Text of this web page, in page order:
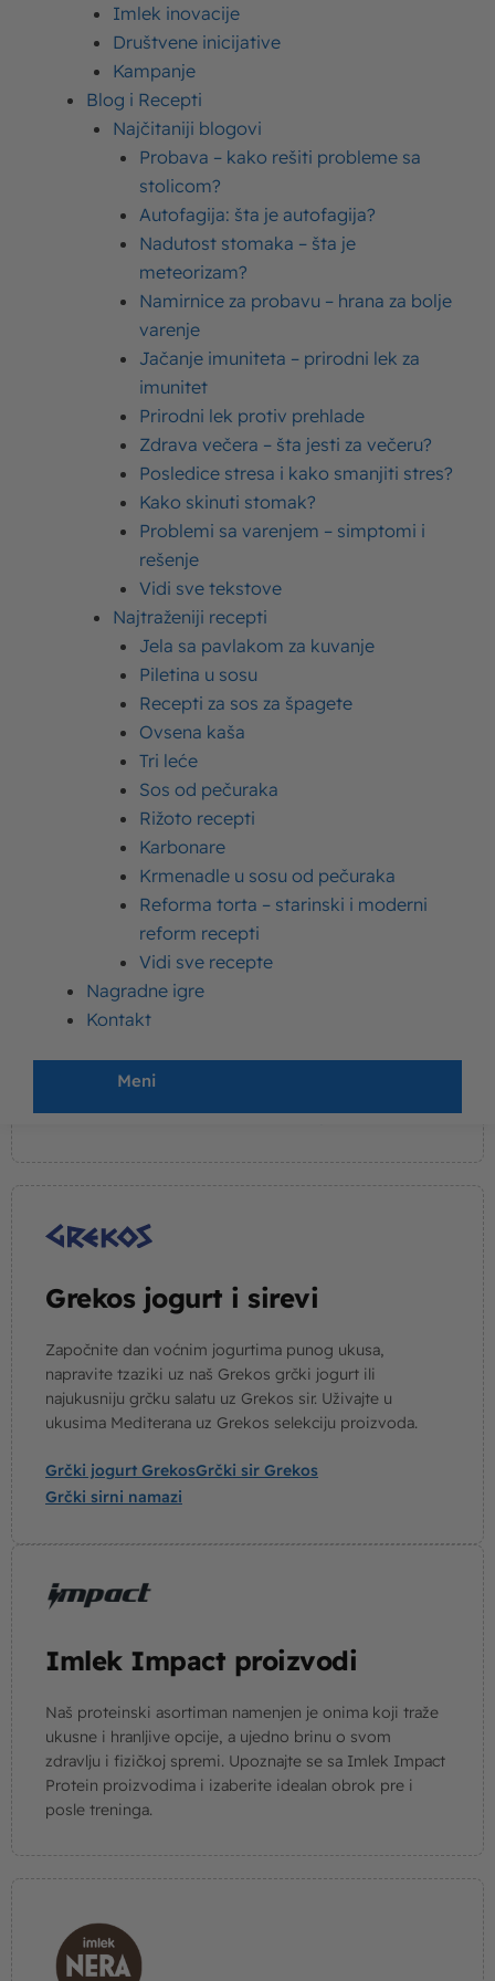
Imlek inovacije
Društvene inicijative
Kampanje
Blog i Recepti
Najčitaniji blogovi
Probava – kako rešiti probleme sa
stolicom?
Autofagija: šta je autofagija?
Nadutost stomaka – šta je
meteorizam?
Namirnice za probavu – hrana za bolje
varenje
Jačanje imuniteta – prirodni lek za
imunitet
Prirodni lek protiv prehlade
Zdrava večera – šta jesti za večeru?
Posledice stresa i kako smanjiti stres?
Kako skinuti stomak?
Problemi sa varenjem – simptomi i
rešenje
Vidi sve tekstove
Najtraženiji recepti
Jela sa pavlakom za kuvanje
Piletina u sosu
Recepti za sos za špagete
Ovsena kaša
Tri leće
Sos od pečuraka
Rižoto recepti
Karbonare
Krmenadle u sosu od pečuraka
Reforma torta – starinski i moderni
reform recepti
Vidi sve recepte
Nagradne igre
Kontakt
Meni
Moja Kravica pavlaka sa ukusima
Moja Kravica maslac
Moja Kravica čokoladno mleko
Moja kravica milkshake
Moja kravica mleko za kafu
Moja Kravica Krem kajmak
Slatka pavlaka Moja Kravica
Moja Kravca novi proizvodi
Balans+ proizvodi
Balans+ portfolio obuhvata proizvode sa funkcionalnim
benefitima, koji zbog svog specifičnog sastava imaju
pozitivan uticaj na postizanje ravnoteže u organizmu.
Digestivna ravnoteža je izuzetno važna i preduslov je za
opšte dobro stanje našeg organizma. Upoznajte se sa
nutritivnim vrednostima i benefitima proizvoda iz
Balans+ jogurtBalans+ IMUNOBalans+ obrok
Balans+ kefirBalans+ kiselo mleko
Proizvodi Mlekare Subotica
Iz Mlekare Subotica dolaze neki od naših
najpopularnijih proizvoda – Ella sir, neodoljivi Pekarski
jogurt i ukusan Kremsi. Tu je naravno i Zdravo! linija
Pekarski jogurt
Zdravo! MlekoZdravo! Ostali mlečni proizvodi
Grekos jogurt i sirevi
Započnite dan voćnim jogurtima punog ukusa,
napravite tzaziki uz naš Grekos grčki jogurt ili
najukusniju grčku salatu uz Grekos sir. Uživajte u
ukusima Mediterana uz Grekos selekciju proizvoda.
Grčki jogurt GrekosGrčki sir Grekos
Grčki sirni namazi
Imlek Impact proizvodi
Naš proteinski asortiman namenjen je onima koji traže
ukusne i hranljive opcije, a ujedno brinu o svom
zdravlju i fizičkoj spremi. Upoznajte se sa Imlek Impact
Protein proizvodima i izaberite idealan obrok pre i
posle treninga.